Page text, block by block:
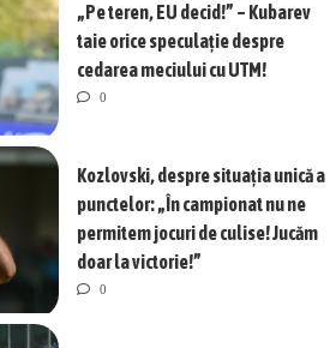
„Pe teren, EU decid!” – Kubarev
taie orice speculație despre
cedarea meciului cu UTM!
0
Kozlovski, despre situația unică a
punctelor: „În campionat nu ne
permitem jocuri de culise! Jucăm
doar la victorie!”
0